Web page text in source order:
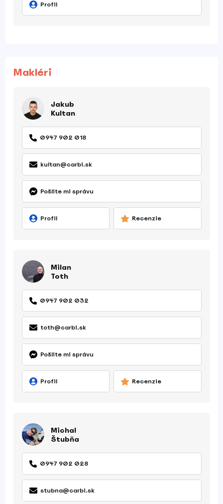
Profil
Makléri
Jakub
Kultan
0947 902 018
kultan@carbi.sk
Pošlite mi správu
Profil Recenzie
Milan
Toth
0947 902 032
toth@carbi.sk
Pošlite mi správu
Profil Recenzie
Michal
Štubňa
0947 902 028
stubna@carbi.sk